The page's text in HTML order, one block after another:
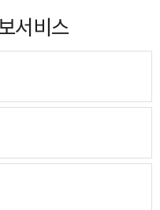
서비스